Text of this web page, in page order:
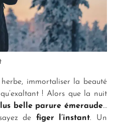
immortaliser la beauté
! Alors que la nuit
belle parure émeraude…
de figer l’instant. Un